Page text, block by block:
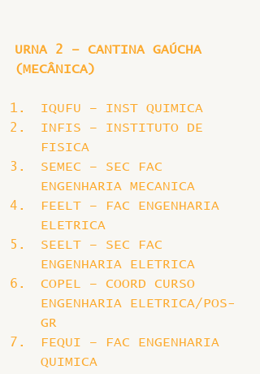
URNA 2 – CANTINA GAÚCHA
(MECÂNICA)
IQUFU – INST QUIMICA
INFIS – INSTITUTO DE
FISICA
SEMEC – SEC FAC
ENGENHARIA MECANICA
FEELT – FAC ENGENHARIA
ELETRICA
SEELT – SEC FAC
ENGENHARIA ELETRICA
COPEL – COORD CURSO
ENGENHARIA ELETRICA/POS-
GR
FEQUI – FAC ENGENHARIA
QUIMICA